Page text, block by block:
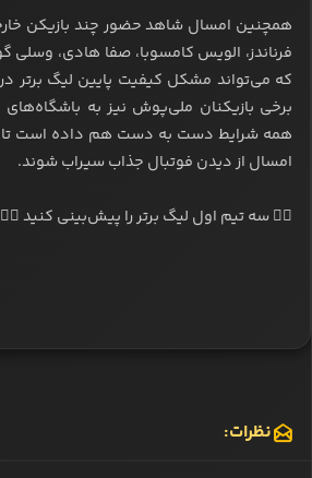
همچنین امسال شاهد حضور چند بازیکن
فرناندز، الویس کامسوبا، صفا هادی، وسلی
که می‌تواند مشکل کیفیت پایین لیگ برتر
برخی بازیکنان ملی‌پوش نیز به
همه شرایط دست به دست هم داده است تا
امسال از دیدن فوتبال جذاب سیراب شوند.
👇🏻 سه تیم اول لیگ برتر را پیش‌بینی کنید 👇🏻
نظرات: